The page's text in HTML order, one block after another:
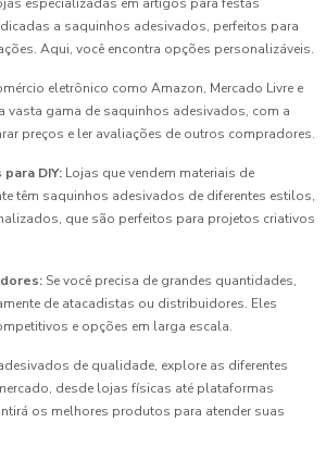
a saquinhos adesivados, perfeitos para
Aqui, você encontra opções personalizáveis.
eletrônico como Amazon, Mercado Livre e
vasta gama de saquinhos adesivados, com a
preços e ler avaliações de outros compradores.
DIY: Lojas que vendem materiais de
têm saquinhos adesivados de diferentes estilos,
que são perfeitos para projetos criativos
Se você precisa de grandes quantidades,
de atacadistas ou distribuidores. Eles
e opções em larga escala.
de qualidade, explore as diferentes
desde lojas físicas até plataformas
os melhores produtos para atender suas